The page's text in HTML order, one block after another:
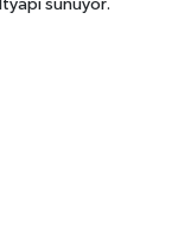
sunuyor.